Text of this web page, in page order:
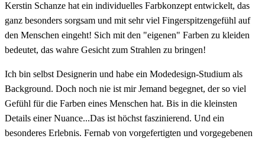
Kerstin Schanze hat ein individuelles Farbkonzept entwickelt, das
ganz besonders sorgsam und mit sehr viel Fingerspitzengefühl auf
den Menschen eingeht! Sich mit den "eigenen" Farben zu kleiden
bedeutet, das wahre Gesicht zum Strahlen zu bringen!
Ich bin selbst Designerin und habe ein Modedesign-Studium als
Background. Doch noch nie ist mir Jemand begegnet, der so viel
Gefühl für die Farben eines Menschen hat. Bis in die kleinsten
Details einer Nuance...Das ist höchst faszinierend. Und ein
besonderes Erlebnis. Fernab von vorgefertigten und vorgegebenen